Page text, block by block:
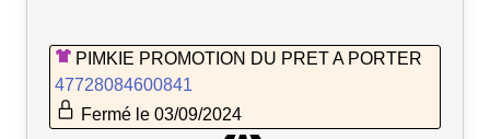
PIMKIE PROMOTION DU PRET A PORTER
47728084600841
Fermé le 03/09/2024